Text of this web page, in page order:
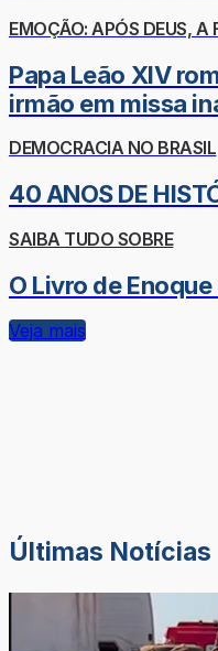
EMOÇÃO: APÓS DEUS, A
Papa Leão XIV
irmão em missa
DEMOCRACIA NO BRASIL
40 ANOS DE
SAIBA TUDO SOBRE
O Livro de
Veja mais
Últimas Notícias